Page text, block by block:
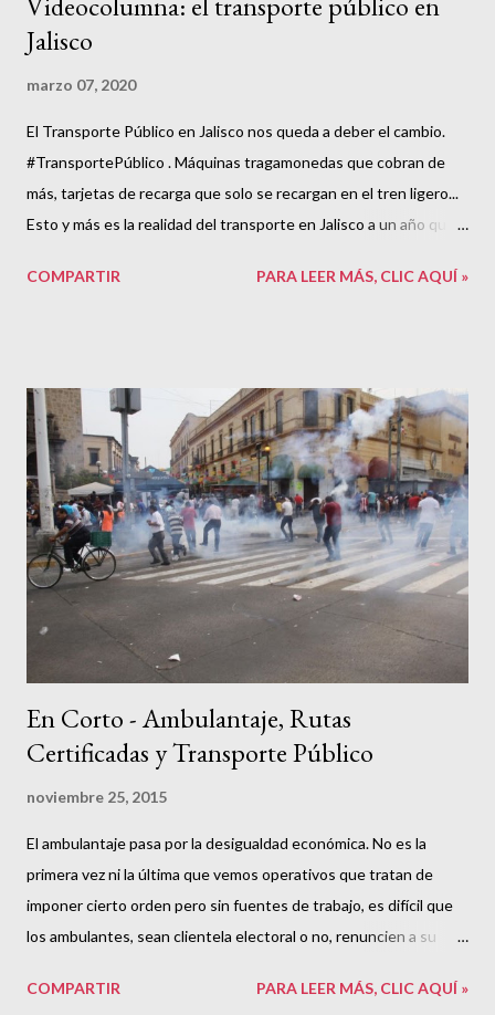
Jalisco
marzo 07, 2020
El Transporte Público en Jalisco nos queda a deber el cambio.
#TransportePúblico . Máquinas tragamonedas que cobran de
más, tarjetas de recarga que solo se recargan en el tren ligero...
Esto y más es la realidad del transporte en Jalisco a un año que
cambiar.
COMPARTIR PARA LEER MÁS, CLIC AQUÍ »
En Corto - Ambulantaje, Rutas
Certificadas y Transporte Público
noviembre 25, 2015
El ambulantaje pasa por la desigualdad económica. No es la
primera vez ni la última que vemos operativos que tratan de
imponer cierto orden pero sin fuentes de trabajo, es difícil que
los ambulantes, sean clientela electoral o no, renuncien a su
habitantes del centro de Guadalajara. Seguramente habrá algo
COMPARTIR PARA LEER MÁS, CLIC AQUÍ »